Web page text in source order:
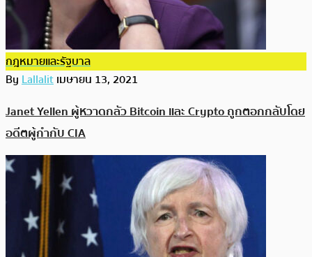
กฎหมายและรัฐบาล
ByLallalitเมษายน 13, 2021
Janet Yellen ผู้หวาดกลัว Bitcoin และ Crypto ถูกตอกกลับโดย
อดีตผู้กำกับ CIA